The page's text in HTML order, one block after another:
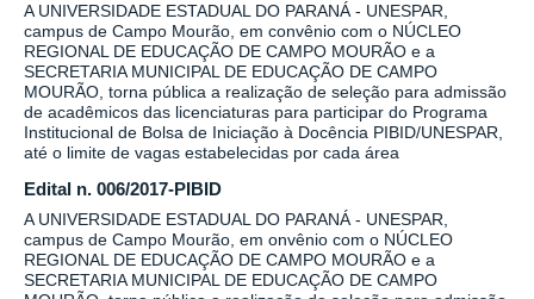
A UNIVERSIDADE ESTADUAL DO PARANÁ - UNESPAR,
campus de Campo Mourão, em convênio com o NÚCLEO
REGIONAL DE EDUCAÇÃO DE CAMPO MOURÃO e a
SECRETARIA MUNICIPAL DE EDUCAÇÃO DE CAMPO
MOURÃO, torna pública a realização de seleção para admissão
de acadêmicos das licenciaturas para participar do Programa
Institucional de Bolsa de Iniciação à Docência PIBID/UNESPAR,
até o limite de vagas estabelecidas por cada área
Edital n. 006/2017-PIBID
A UNIVERSIDADE ESTADUAL DO PARANÁ - UNESPAR,
campus de Campo Mourão, em onvênio com o NÚCLEO
REGIONAL DE EDUCAÇÃO DE CAMPO MOURÃO e a
SECRETARIA MUNICIPAL DE EDUCAÇÃO DE CAMPO